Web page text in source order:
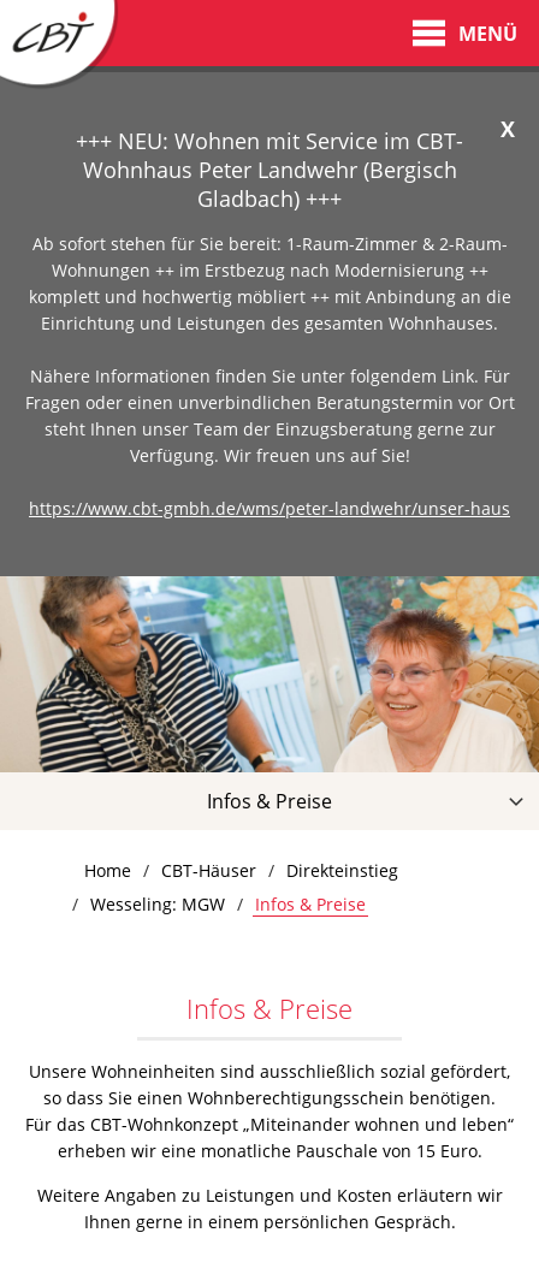
X
+++ NEU: Wohnen mit Service im CBT-
Wohnhaus Peter Landwehr (Bergisch
Gladbach) +++
Ab sofort stehen für Sie bereit: 1-Raum-Zimmer & 2-Raum-
Wohnungen ++ im Erstbezug nach Modernisierung ++
komplett und hochwertig möbliert ++ mit Anbindung an die
Einrichtung und Leistungen des gesamten Wohnhauses.
Nähere Informationen finden Sie unter folgendem Link. Für
Fragen oder einen unverbindlichen Beratungstermin vor Ort
steht Ihnen unser Team der Einzugsberatung gerne zur
Verfügung. Wir freuen uns auf Sie!
https://www.cbt-gmbh.de/wms/peter-landwehr/unser-haus
MENÜ
Leistungen
Qualität
Infos & Preise
Downloads
Home CBT-Häuser
Direkteinstieg
Wesseling: MGW
Infos & Preise
Infos & Preise
Unsere Wohneinheiten sind ausschließlich sozial gefördert,
so dass Sie einen Wohnberechtigungsschein benötigen.
Für das CBT-Wohnkonzept „Miteinander wohnen und leben“
erheben wir eine monatliche Pauschale von 15 Euro.
Weitere Angaben zu Leistungen und Kosten erläutern wir
Ihnen gerne in einem persönlichen Gespräch.